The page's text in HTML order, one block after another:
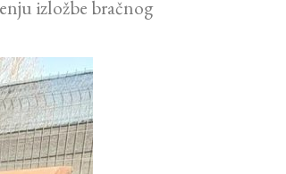
izložbe bračnog